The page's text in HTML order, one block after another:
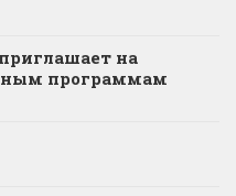
на
программам